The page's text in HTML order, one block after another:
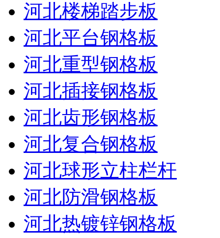
河北楼梯踏步板
河北平台钢格板
河北重型钢格板
河北插接钢格板
河北齿形钢格板
河北复合钢格板
河北球形立柱栏杆
河北防滑钢格板
河北热镀锌钢格板